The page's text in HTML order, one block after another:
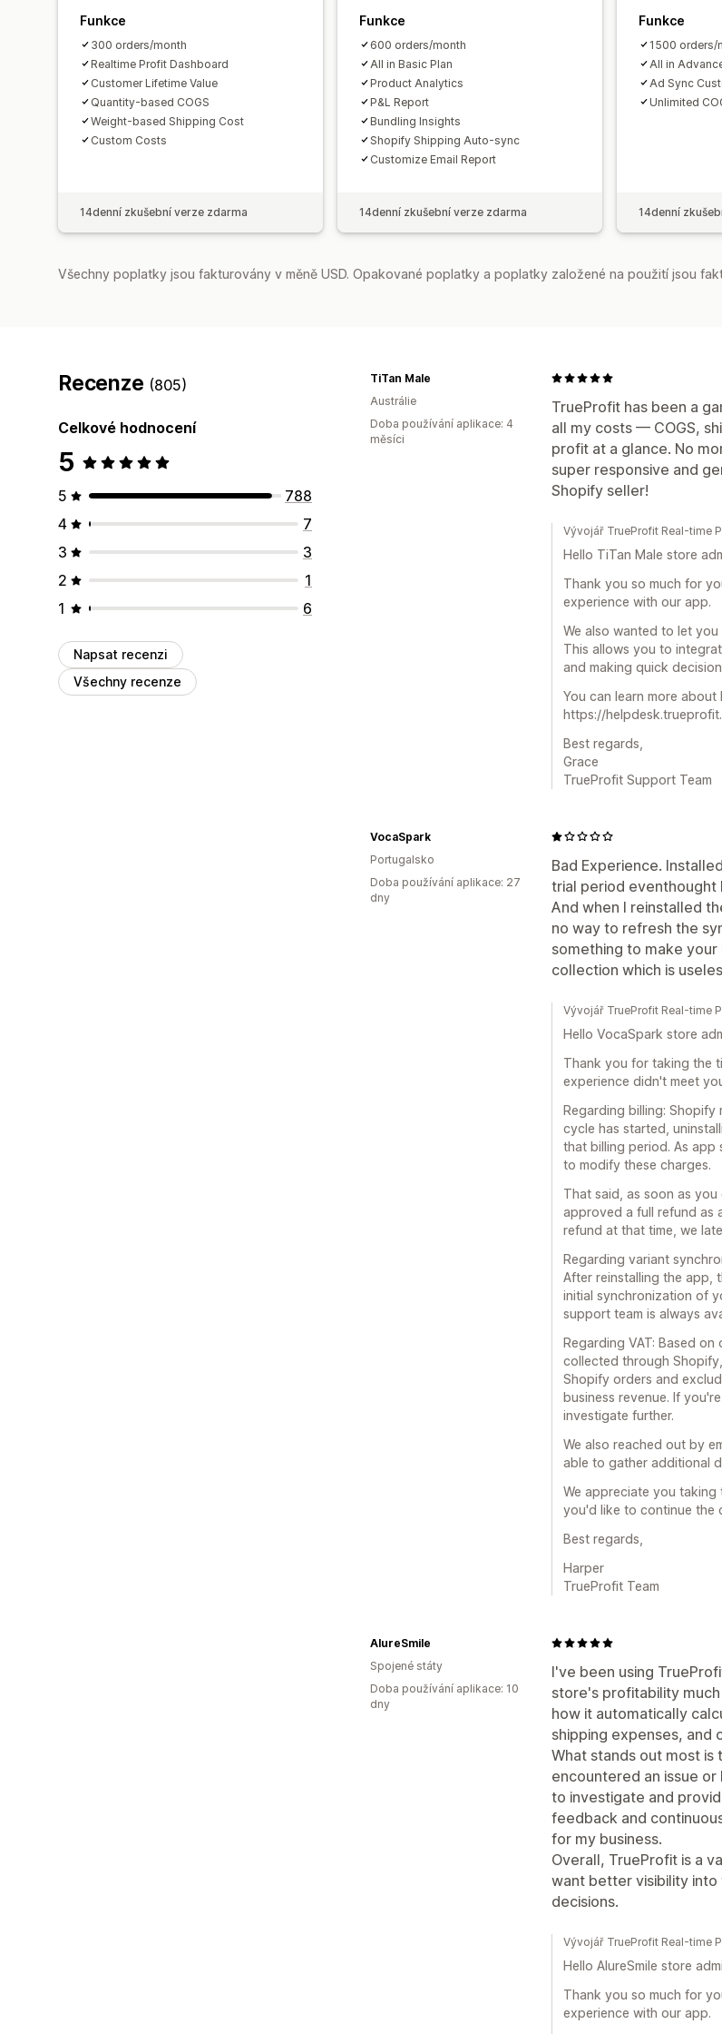
Funkce
300 orders/month
Realtime Profit Dashboard
Customer Lifetime Value
Quantity-based COGS
Weight-based Shipping Cost
Custom Costs
14denní zkušební verze zdarma
Funkce
600 orders/month
All in Basic Plan
Product Analytics
P&L Report
Bundling Insights
Shopify Shipping Auto-sync
Customize Email Report
14denní zkušební verze zdarma
Funkce
1500 orders/
All in
Ad Sync
Unlimited
14denní
Všechny poplatky jsou fakturovány v měně USD. Opakované poplatky a poplatky založené na použití jsou
Recenze (805)
Celkové hodnocení
5
5
788
4
7
3
3
2
1
1
6
Napsat recenzi
Všechny recenze
TrueProfit has been a
all my costs — COGS,
profit at a glance. No
super responsive and
Shopify seller!
TiTan Male
Austrálie
Doba používání aplikace: 4
měsíci
Vývojář TrueProfit Real-time
Hello TiTan Male store
Thank you so much for
experience with our app.
We also wanted to let
This allows you to
and making quick
You can learn more about
https://
Best regards,
Grace
TrueProfit Support Team
Bad Experience.
trial period eventhought
And when I reinstalled
no way to refresh the
something to make
collection which is
VocaSpark
Portugalsko
Doba používání aplikace: 27
dny
Vývojář TrueProfit Real-time
Hello VocaSpark store
Thank you for taking the
experience didn't meet
Regarding billing: Shopify
cycle has started,
that billing period. As app
to modify these charges.
That said, as soon as
approved a full refund as
refund at that time, we
Regarding variant
After reinstalling the app,
initial synchronization of
support team is always
Regarding VAT: Based
collected through
Shopify orders and
business revenue. If
investigate further.
We also reached out by
able to gather additional
We appreciate you taking
you'd like to continue the
Best regards,
Harper
TrueProfit Team
I've been using
store's profitability
how it automatically
shipping expenses, and
What stands out most
encountered an issue
to investigate and
feedback and
for my business.
Overall, TrueProfit is a
want better visibility
decisions.
AlureSmile
Spojené státy
Doba používání aplikace: 10
dny
Vývojář TrueProfit Real-time
Hello AlureSmile store
Thank you so much for
experience with our app.